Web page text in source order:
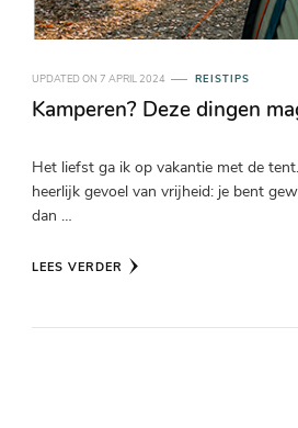
UPDATED ON 7 APRIL 2024 REISTIPS
Kamperen? Deze dingen
Het liefst ga ik op vakantie met de
heerlijk gevoel van vrijheid: je bent
dan …
LEES VERDER